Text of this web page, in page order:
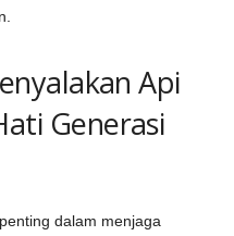
Api
Generasi
dalam menjaga